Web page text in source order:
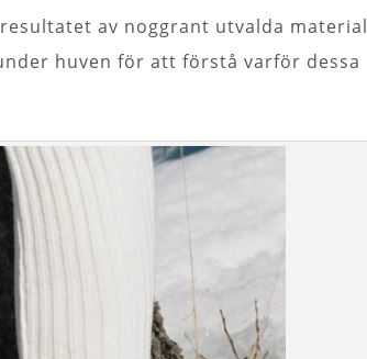
av noggrant utvalda material
huven för att förstå varför dessa